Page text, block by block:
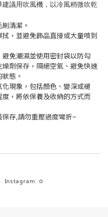
議用吹風機，以冷風稍微吹乾
清潔。
，並避免飾品直接或大量噴到
免潮濕並使用密封袋以防勾
劑保存，隔絕空氣、避免快速
態。
現象，包括顏色、變深或褪
，將依保養及收納的方式而
存,請勿重壓過度彎折~
Instagram ✿